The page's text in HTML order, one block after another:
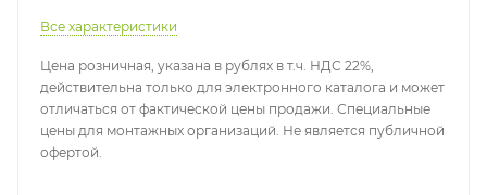
Все характеристики
Цена розничная, указана в рублях в т.ч. НДС 22%,
действительна только для электронного каталога и может
отличаться от фактической цены продажи. Специальные
цены для монтажных организаций. Не является публичной
офертой.